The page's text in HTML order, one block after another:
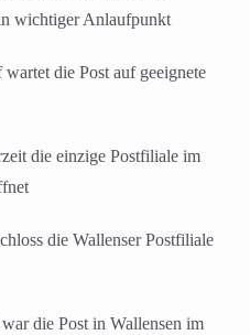
wichtiger Anlaufpunkt
die Post auf geeignete
die einzige Postfiliale im
die Wallenser Postfiliale
die Post in Wallensen im